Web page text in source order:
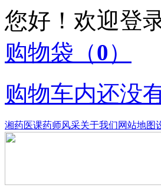
您好！欢迎
购物袋 （0）
购物车内还没
湘药医课药师风采关于我们网站地图